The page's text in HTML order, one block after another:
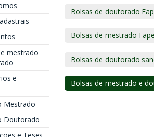
mestrado
e
Mestrado
Doutorado
Bolsas de doutorado
Bolsas de mestrado
Bolsas de doutorado
Bolsas de mestrado e